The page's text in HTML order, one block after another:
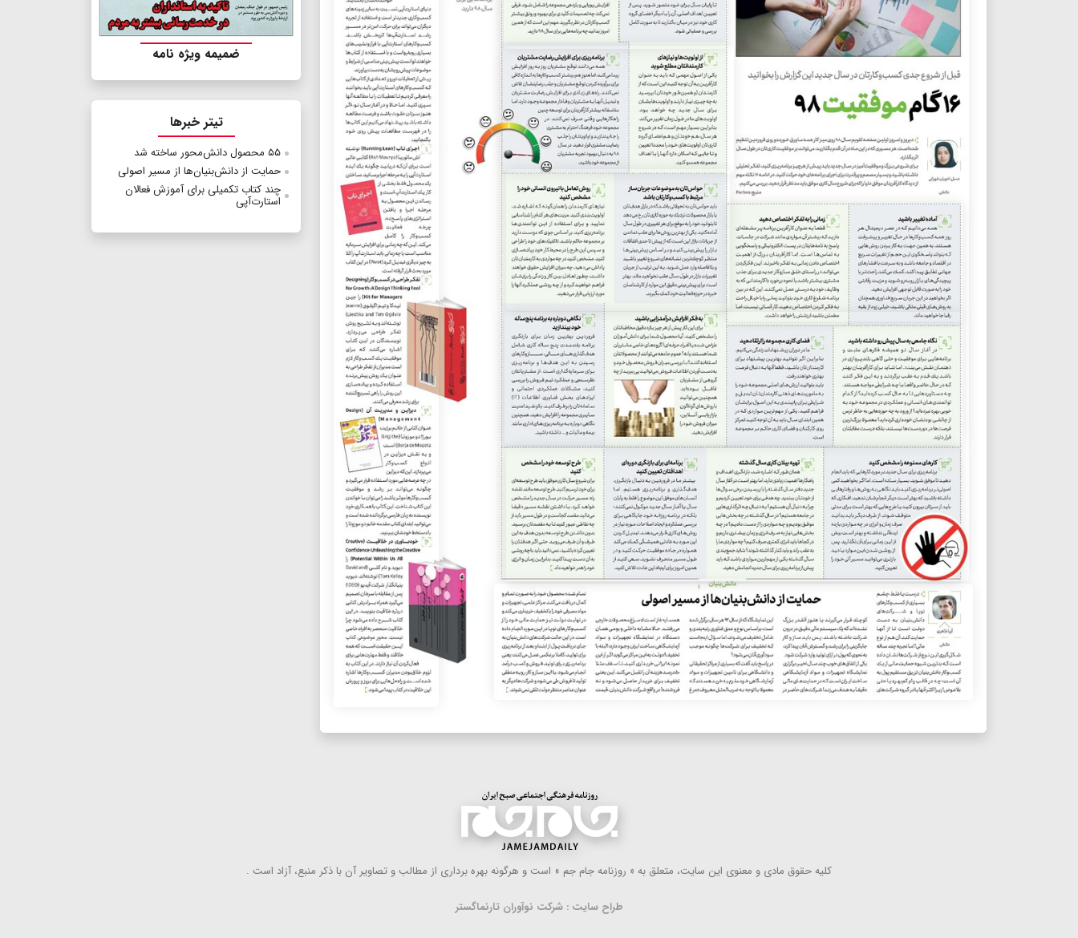
ضمیمه ویژه نامه
تیتر خبرها
۵۵ محصول دانش‌محور ساخته شد
حمایت از دانش‌بنیان‌ها از مسیر اصولی
چند كتاب تكمیلی برای آموزش فعالان
استارت‌آپی
كلیه حقوق مادی و معنوی این سایت، متعلق به « روزنامه جام جم » است و هرگونه بهره ‌برداری از مطالب و تصاویر آن با ذكر منبع، آزاد است .
طراح سایت : شرکت نوآوران تارنماگستر